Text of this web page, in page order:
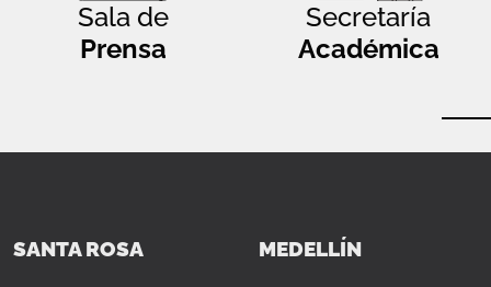
Sala de
Prensa
Secretaría
Académica
SANTA ROSA MEDELLÍN